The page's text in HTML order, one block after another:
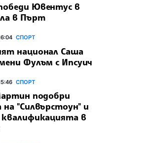
Ювентус в
в Пърт
СПОРТ
национал Саша
Фулъм с Ипсуич
СПОРТ
подобри
на "Силвърстоун" и
квалификацията в